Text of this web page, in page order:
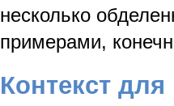
несколько
примерами,
Контекст для